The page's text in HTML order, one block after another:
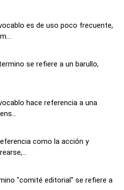
es de uso poco frecuente,
se refiere a un barullo,
hace referencia a una
como la acción y
"comité editorial" se refiere a